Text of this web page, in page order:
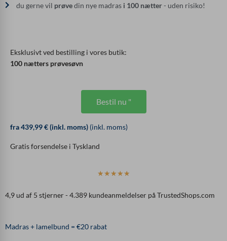
du gerne vil prøvedin nye madras i 100 nætter- uden risiko!
Eksklusivt ved bestilling i vores butik:
100 nætters prøvesøvn
Bestil nu "
fra 439,99 € (inkl. moms) (inkl. moms)
Gratis forsendelse i Tyskland
☆ ☆ ☆ ☆ ☆
d
4,9 ud af 5 stjerner - 4.389 kundeanmeldelser på TrustedShops.com
Madras + lamelbund = €20 rabat